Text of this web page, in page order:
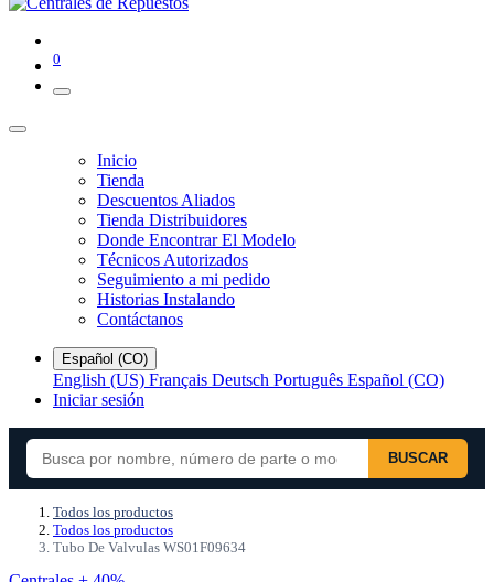
0
Inicio
Tienda
Descuentos Aliados
Tienda Distribuidores
Donde Encontrar El Modelo
Técnicos Autorizados
Seguimiento a mi pedido
Historias Instalando
Contáctanos
Español (CO)
English (US) Français Deutsch Português Español (CO)
Iniciar sesión
BUSCAR
Todos los productos
Todos los productos
Tubo De Valvulas WS01F09634